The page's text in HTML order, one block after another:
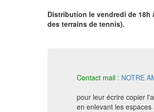
Distribution le vendredi de 18h
des terrains de tennis).
Contact mail : NOTRE
pour leur écrire copier
en enlevant les